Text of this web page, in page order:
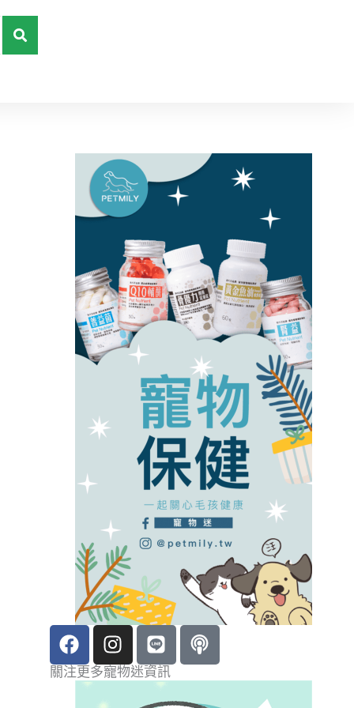
F
a
c
I
n
s
L
i
n
e
P
o
關注更多寵物迷資訊